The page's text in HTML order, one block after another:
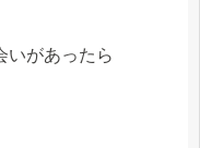
いがあったら